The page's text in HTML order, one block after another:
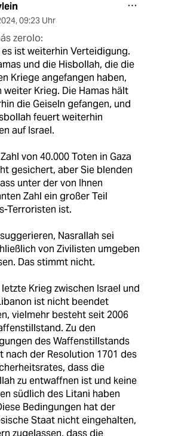
, 09:23 Uhr
zerolo:
es ist weiterhin Verteidigung.
und die Hisbollah, die die
Kriege angefangen haben,
weiter Krieg. Die Hamas hält
die Geiseln gefangen, und
feuert weiterhin
auf Israel.
von 40.000 Toten in Gaza
gesichert, aber Sie blenden
unter der von Ihnen
Zahl ein großer Teil
Terroristen ist.
Nasrallah sei
von Zivilisten umgeben
Das stimmt nicht.
letzte Krieg zwischen Israel und
ist nicht beendet
vielmehr besteht seit 2006
Zu den
des Waffenstillstands
nach der Resolution 1701 des
dass die
zu entwaffnen ist und keine
südlich des Litani haben
Bedingungen hat der
Staat nicht eingehalten,
zugelassen, dass die